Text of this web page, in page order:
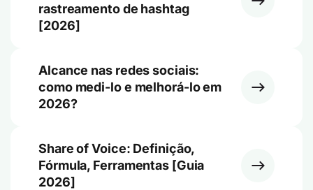
rastreamento de hashtag
[2026]
Alcance nas redes sociais:
como medi-lo e melhorá-lo em
2026?
Share of Voice: Definição,
Fórmula, Ferramentas [Guia
2026]